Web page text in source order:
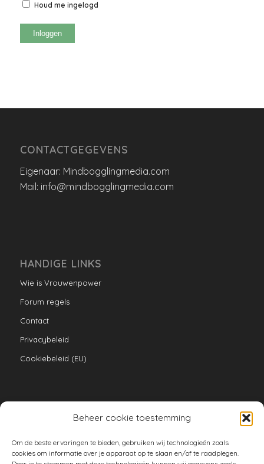
Beheer cookie toestemming
Om de beste ervaringen te bieden, gebruiken wij technologieën zoals
cookies om informatie over je apparaat op te slaan en/of te raadplegen.
Houd me ingelogd
Inloggen
CONTACTGEGEVENS
Eigenaar: Mindbogglingmedia.com
Mail: info@mindbogglingmedia.com
HANDIGE LINKS
Wie is Vrouwenpower
Forum regels
Contact
Privacybeleid
Cookiebeleid (EU)
armoe keuken